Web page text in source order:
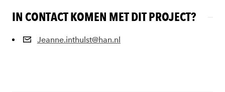
IN CONTACT KOMEN MET DIT PROJECT?
Jeanne.inthulst@han.nl